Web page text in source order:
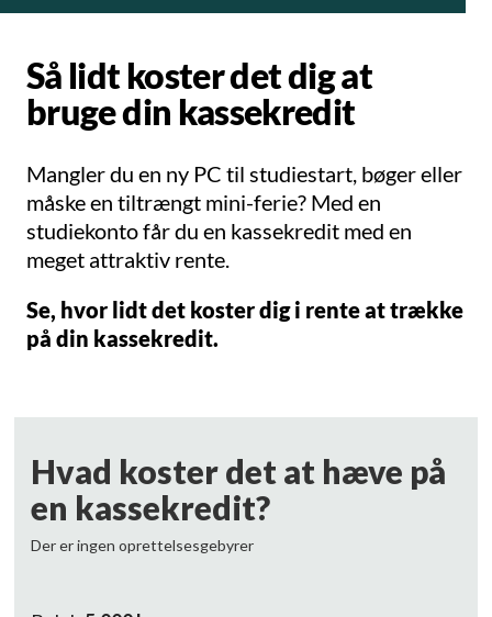
Så lidt koster det dig at
bruge din kassekredit
Mangler du en ny PC til studiestart, bøger eller
måske en tiltrængt mini-ferie? Med en
studiekonto får du en kassekredit med en
meget attraktiv rente.
Se, hvor lidt det koster dig i rente at trække
på din kassekredit.